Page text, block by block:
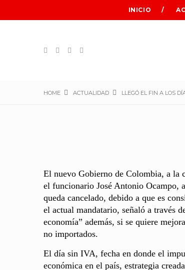
INICIO
HOME ACTUALIDAD LLEGÓ EL FIN A LOS
El nuevo Gobierno de Colombia, a la
el funcionario José Antonio Ocampo,
queda cancelado, debido a que es
el actual mandatario, señaló a través
economía” además, si se quiere
no importados.
El día sin IVA, fecha en donde el
económica en el país, estrategia